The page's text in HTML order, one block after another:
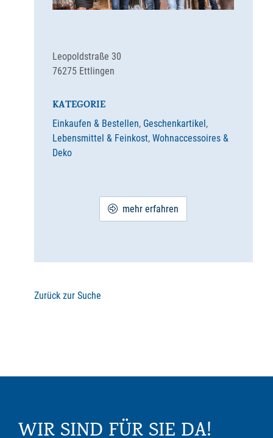
Leopoldstraße 30
76275 Ettlingen
KATEGORIE
Einkaufen & Bestellen, Geschenkartikel,
Lebensmittel & Feinkost, Wohnaccessoires &
Deko
mehr erfahren
Zurück zur Suche